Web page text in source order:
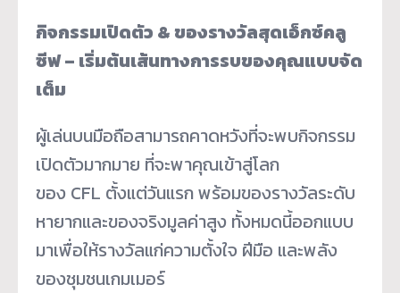
กิจกรรมเปิดตัว & ของรางวัลสุดเอ็กซ์คลู
ซีฟ – เริ่มต้นเส้นทางการรบของคุณแบบจัด
เต็ม
ผู้เล่นบนมือถือสามารถคาดหวังที่จะพบกิจกรรม
เปิดตัวมากมาย ที่จะพาคุณเข้าสู่โลก
ของ CFL ตั้งแต่วันแรก พร้อมของรางวัลระดับ
หายากและของจริงมูลค่าสูง ทั้งหมดนี้ออกแบบ
มาเพื่อให้รางวัลแก่ความตั้งใจ ฝีมือ และพลัง
ของชุมชนเกมเมอร์